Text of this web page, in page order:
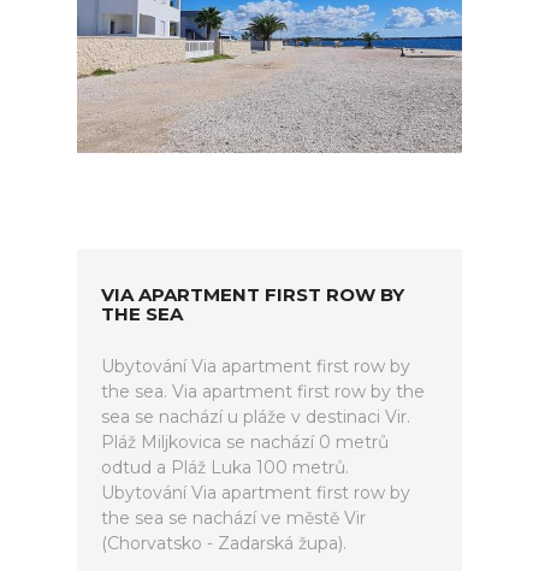
VIA APARTMENT FIRST ROW BY
THE SEA
Ubytování Via apartment first row by
the sea. Via apartment first row by the
sea se nachází u pláže v destinaci Vir.
Pláž Miljkovica se nachází 0 metrů
odtud a Pláž Luka 100 metrů.
Ubytování Via apartment first row by
the sea se nachází ve městě Vir
(Chorvatsko - Zadarská župa).